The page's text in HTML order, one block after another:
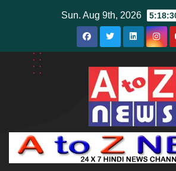
Sun. Aug 9th, 2026